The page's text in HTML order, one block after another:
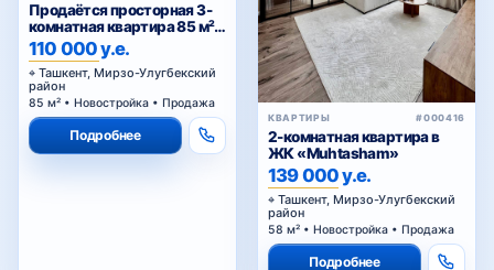
Продаётся просторная 3-
комнатная квартира 85 м² в
ЖК Golden House — Мирзо-
Улугбекский район
110 000 у.е.
Ташкент, Мирзо-Улугбекский
район
85 м² • Новостройка • Продажа
Подробнее
КВАРТИРЫ #000416
2-комнатная квартира в
ЖК «Muhtasham»
139 000 у.е.
Ташкент, Мирзо-Улугбекский
район
58 м² • Новостройка • Продажа
Подробнее